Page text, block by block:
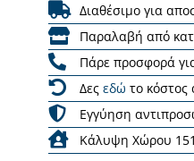
Διαθέσιμο για
Παραλαβή από
Πάρε προσφορά
Δες εδώ το κόστος
Εγγύηση
Κάλυψη Χώρου